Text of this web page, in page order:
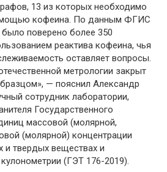
13 из которых необходимо
кофеина. По данным ФГИС
поверено более 350
реактива кофеина, чья
оставляет вопросы.
метрологии закрыт
— пояснил Александр
сотрудник лаборатории,
Государственного
массовой (молярной,
(молярной) концентрации
и твердых веществах и
(ГЭТ 176-2019).